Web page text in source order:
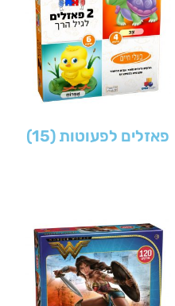
פאזלים לפעוטות (15)